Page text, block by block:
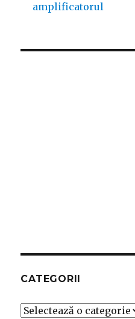
amplificatorul
CATEGORII
Categorii